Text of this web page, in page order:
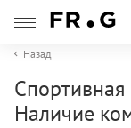
Назад
Наличие